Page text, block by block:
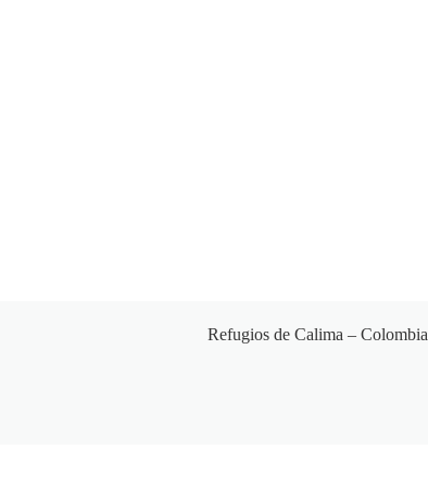
Refugios de Calima – Colombia